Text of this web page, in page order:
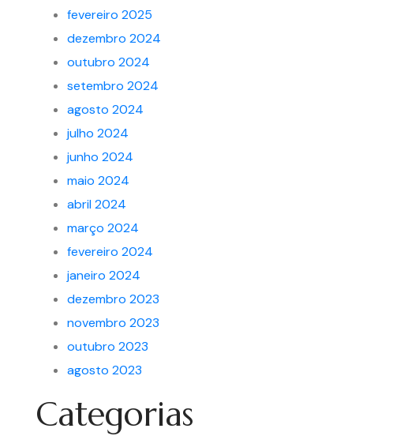
fevereiro 2025
dezembro 2024
outubro 2024
setembro 2024
agosto 2024
julho 2024
junho 2024
maio 2024
abril 2024
março 2024
fevereiro 2024
janeiro 2024
dezembro 2023
novembro 2023
outubro 2023
agosto 2023
Categorias